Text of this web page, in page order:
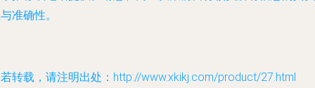
准确性。
转载，请注明出处：http://www.xkikj.com/product/27.html